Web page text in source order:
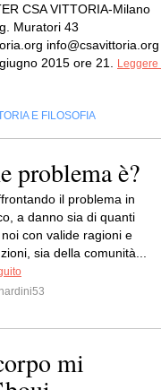
CSA VITTORIA-Milano
Muratori 43
info@csavittoria.org
2015 ore 21.
Leggere
E FILOSOFIA
problema è?
il problema in
a danno sia di quanti
con valide ragioni e
sia della comunità...
mi